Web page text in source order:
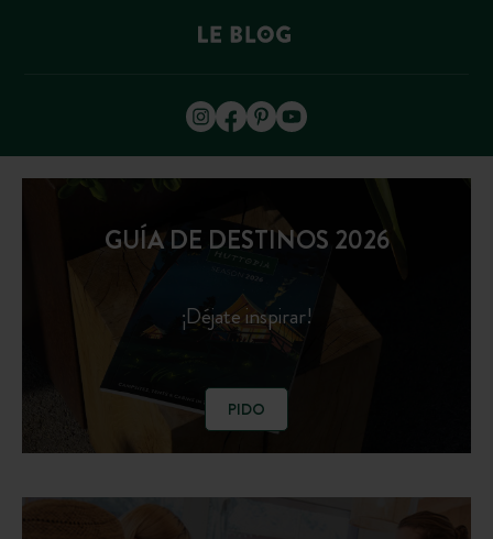
GUÍA DE DESTINOS 2026
¡Déjate inspirar!
PIDO